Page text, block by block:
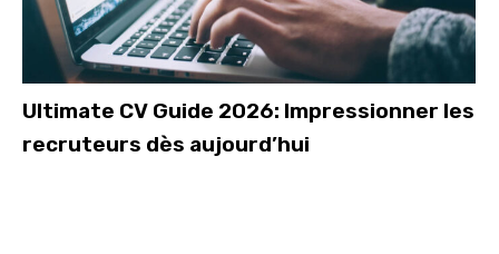
Ultimate CV Guide 2026: Impressionner les
recruteurs dès aujourd’hui